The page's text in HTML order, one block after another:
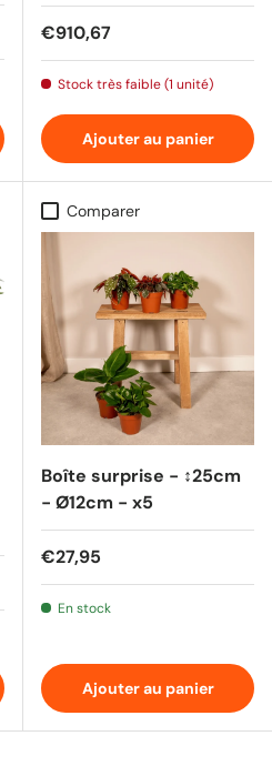
Prix habituel
€910,67
Stock très faible (1 unité)
Ajouter au panier
Comparer
Boîte surprise - ↕25cm
- Ø12cm - x5
Prix habituel
€27,95
En stock
Ajouter au panier